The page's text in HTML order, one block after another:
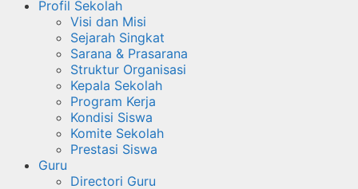
Profil Sekolah
Visi dan Misi
Sejarah Singkat
Sarana & Prasarana
Struktur Organisasi
Kepala Sekolah
Program Kerja
Kondisi Siswa
Komite Sekolah
Prestasi Siswa
Guru
Directori Guru